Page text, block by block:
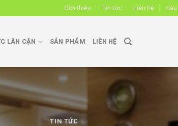
Giới thiệu Tin tức Liên hệ
LÂN CẬN SẢN PHẨM LIÊN HỆ
TIN TỨC